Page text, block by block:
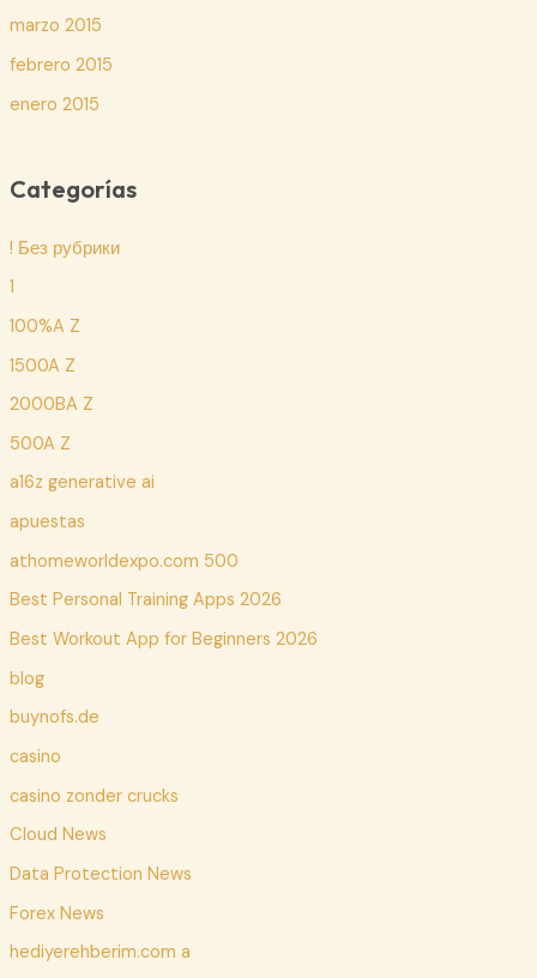
marzo 2015
febrero 2015
enero 2015
Categorías
! Без рубрики
1
100%A Z
1500A Z
2000BA Z
500A Z
a16z generative ai
apuestas
athomeworldexpo.com 500
Best Personal Training Apps 2026
Best Workout App for Beginners 2026
blog
buynofs.de
casino
casino zonder crucks
Cloud News
Data Protection News
Forex News
hediyerehberim.com a